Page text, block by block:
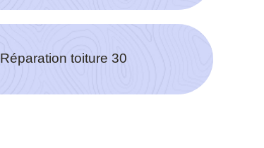
Réparation toiture 30